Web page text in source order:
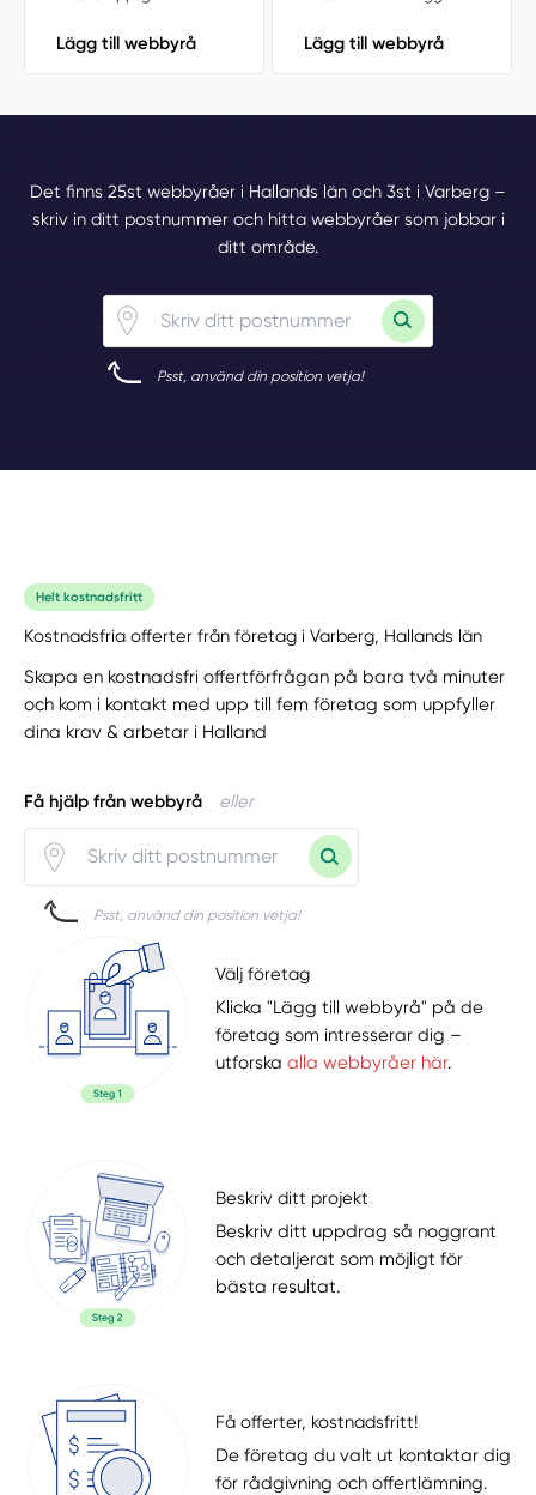
Lägg till webbyrå Lägg till webbyrå
Det finns 25st webbyråer i Hallands län och 3st i Varberg –
skriv in ditt postnummer och hitta webbyråer som jobbar i
ditt område.
Psst, använd din position vetja!
Helt kostnadsfritt
Kostnadsfria offerter från företag i Varberg, Hallands län
Skapa en kostnadsfri offertförfrågan på bara två minuter
och kom i kontakt med upp till fem företag som uppfyller
dina krav & arbetar i Halland
Få hjälp från webbyrå eller
Psst, använd din position vetja!
Välj företag
Klicka "Lägg till webbyrå" på de
företag som intresserar dig –
utforskaalla webbyråer här.
Beskriv ditt projekt
Beskriv ditt uppdrag så noggrant
och detaljerat som möjligt för
bästa resultat.
Få offerter, kostnadsfritt!
De företag du valt ut kontaktar dig
för rådgivning och offertlämning.